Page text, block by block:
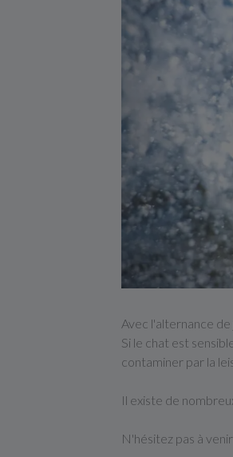
Avec l'alternance
Si le chat est
contaminer par la
Il existe de
N'hésitez pas à